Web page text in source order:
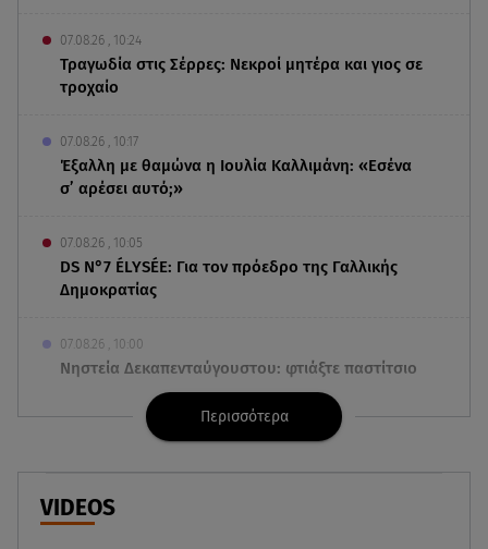
07.08.26 , 10:24
Τραγωδία στις Σέρρες: Νεκροί μητέρα και γιος σε
τροχαίο
07.08.26 , 10:17
Έξαλλη με θαμώνα η Ιουλία Καλλιμάνη: «Εσένα
σ’ αρέσει αυτό;»
07.08.26 , 10:05
DS N°7 ÉLYSÉE: Για τον πρόεδρο της Γαλλικής
Δημοκρατίας
07.08.26 , 10:00
Νηστεία Δεκαπενταύγουστου: φτιάξτε παστίτσιο
με κιμά μανιταριών
Κυψέλη: «Δεν μπορούσαμε να το πιστέψουμε»
07.08.26 , 09:47
Περισσότερα
VIDEOS